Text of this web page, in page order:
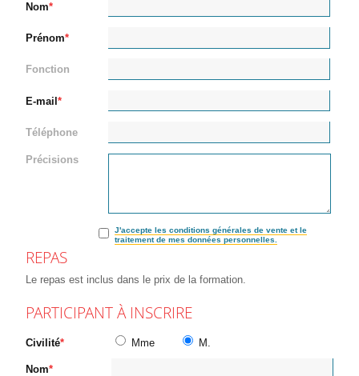
Nom
Prénom
Fonction
E-mail
Téléphone
Précisions
J'accepte les conditions générales de vente et le
traitement de mes données personnelles.
REPAS
Le repas est inclus dans le prix de la formation.
PARTICIPANT À INSCRIRE
Civilité Mme M.
Nom